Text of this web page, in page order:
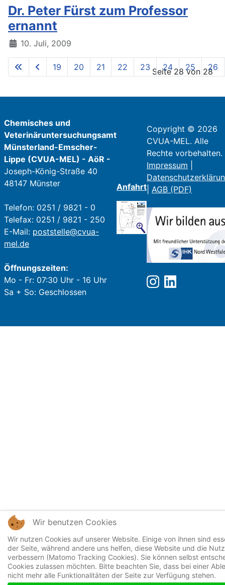
Dr. Peter Fürst zum Professor
ernannt
10. Juli, 2009
Seite 28 von 28
19 20 21 22 23 24 25 26
Chemisches und
Veterinäruntersuchungsamt
Münsterland-Emscher-
Lippe (CVUA-MEL) - AöR -
Joseph-König-Straße 40
48147 Münster
Telefon: 0251 / 9821 - 0
Telefax: 0251 / 9821 - 250
E-Mail: poststelle@cvua-
mel.de
Öffnungszeiten:
Mo - Fr: 07:30 Uhr - 16 Uhr
Sa + So: Geschlossen
Anfahrt
Copyright © 2026
CVUA-MEL. Alle
Rechte vorbehalten.
Impressum
AGB (PDF)
Wir benutzen Cookies
Wir nutzen Cookies auf unserer Website. Einige von ihnen sind
der Seite, während andere uns helfen, diese Website und die
verbessern (Matomo Tracking Cookies). Sie können selbst
Cookies zulassen möchten. Bitte beachten Sie, dass bei einer
nicht mehr alle Funktionalitäten der Seite zur Verfügung stehen.